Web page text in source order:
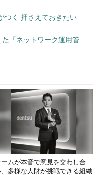
ェクト単位で別データベー
スポータブル表領域では表
ベースにコピーする方法と
です。
領域では、対象表領域のデ
接コピーします。Oracle側
ルに含まれるオブジェクト
のみとなります。このた
イル（データ量）サイズに
ー機能などを使用し、デー
つく 押さえておきたい
「ネットワーク運用管
ームが本音で意見を交わし合
、多様な人財が挑戦できる組織